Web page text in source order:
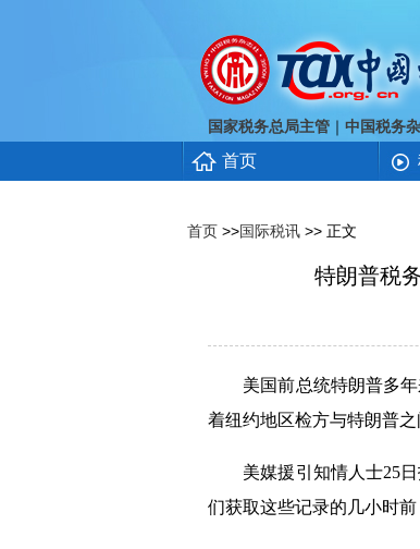
国家税务总局主管 ｜ 中国税务
首页
首页 >>国际税讯 >> 正文
特朗普税
美国前总统特朗普多年
着纽约地区检方与特朗普之
美媒援引知情人士25
们获取这些记录的几小时